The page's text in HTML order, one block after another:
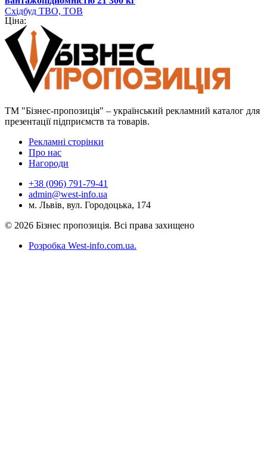
Східбуд ТВО, ТОВ
Ціна:
ТМ "Бізнес-пропозиція" – український рекламний каталог для
презентації підприємств та товарів.
Рекламні сторінки
Про нас
Нагороди
+38 (096) 791-79-41
admin@west-info.ua
м. Львів, вул. Городоцька, 174
© 2026 Бізнес пропозиція. Всі права захищено
Розробка West-info.com.ua.